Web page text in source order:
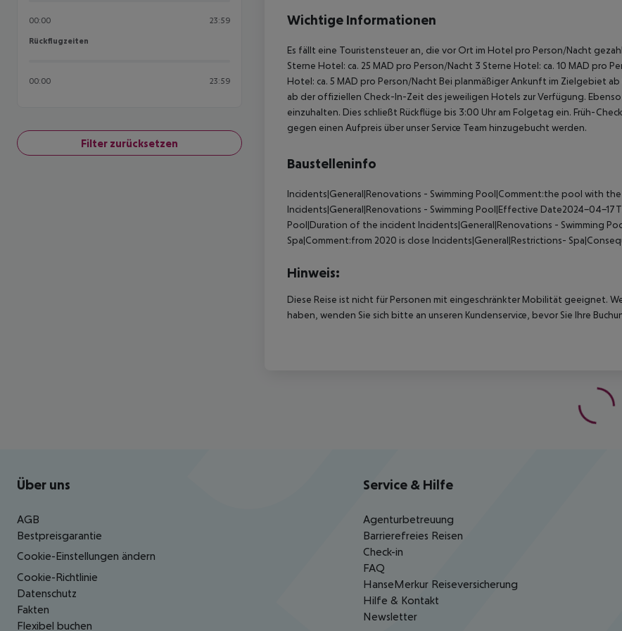
00:00 23:59
Rückflugzeiten
Rückflugzeiten
00:00 23:59
Filter zurücksetzen
Wichtige Informationen
Es fällt eine Touristensteuer an, die vor Ort im Hotel pro Person/Nacht
Sterne Hotel: ca. 25 MAD pro Person/Nacht 3 Sterne Hotel: ca. 10 MAD pro
Hotel: ca. 5 MAD pro Person/Nacht Bei planmäßiger Ankunft im Zielgebiet
ab der offiziellen Check-In-Zeit des jeweiligen Hotels zur Verfügung.
einzuhalten. Dies schließt Rückflüge bis 3:00 Uhr am Folgetag ein. Früh-
gegen einen Aufpreis über unser Service Team hinzugebucht werden.
Baustelleninfo
Incidents|General|Renovations - Swimming Pool|Comment:the pool with
Incidents|General|Renovations - Swimming Pool|Effective Date2024-04-
Pool|Duration of the incident Incidents|General|Renovations - Swimming
Spa|Comment:from 2020 is close Incidents|General|Restrictions-
Hinweis:
Diese Reise ist nicht für Personen mit eingeschränkter Mobilität geeignet.
haben, wenden Sie sich bitte an unseren Kundenservice, bevor Sie Ihre
Footer navigation
Über uns
AGB
Bestpreisgarantie
Cookie-Einstellungen ändern
Cookie-Richtlinie
Datenschutz
Fakten
Flexibel buchen
Service & Hilfe
Agenturbetreuung
Barrierefreies Reisen
Check-in
FAQ
HanseMerkur Reiseversicherung
Hilfe & Kontakt
Newsletter